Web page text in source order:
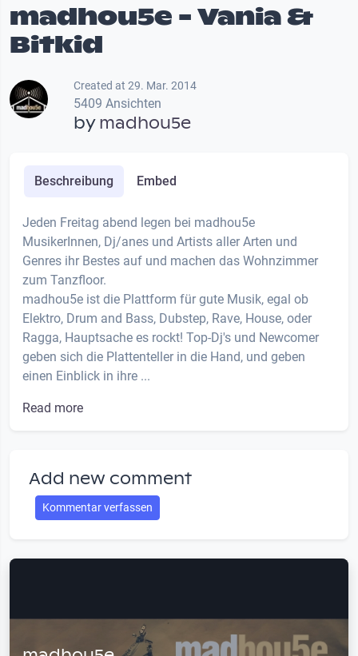
madhou5e - Vania &
Bitkid
Created at 29. Mar. 2014
5409 Ansichten
bymadhou5e
Beschreibung Embed
Jeden Freitag abend legen bei madhou5e
MusikerInnen, Dj/anes und Artists aller Arten und
Genres ihr Bestes auf und machen das Wohnzimmer
zum Tanzfloor.
madhou5e ist die Plattform für gute Musik, egal ob
Elektro, Drum and Bass, Dubstep, Rave, House, oder
Ragga, Hauptsache es rockt! Top-Dj's und Newcomer
geben sich die Plattenteller in die Hand, und geben
einen Einblick in ihre ...
Read more
Add new comment
Kommentar verfassen